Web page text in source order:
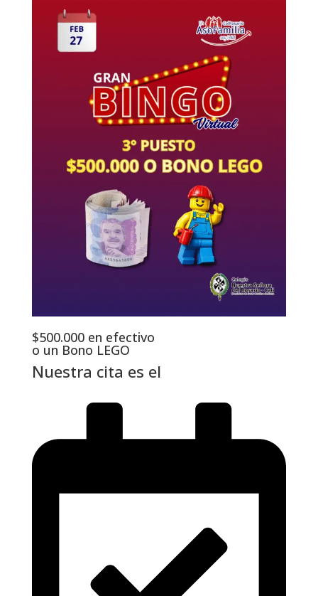
$500.000 en efectivo
o un Bono LEGO
Nuestra cita es el